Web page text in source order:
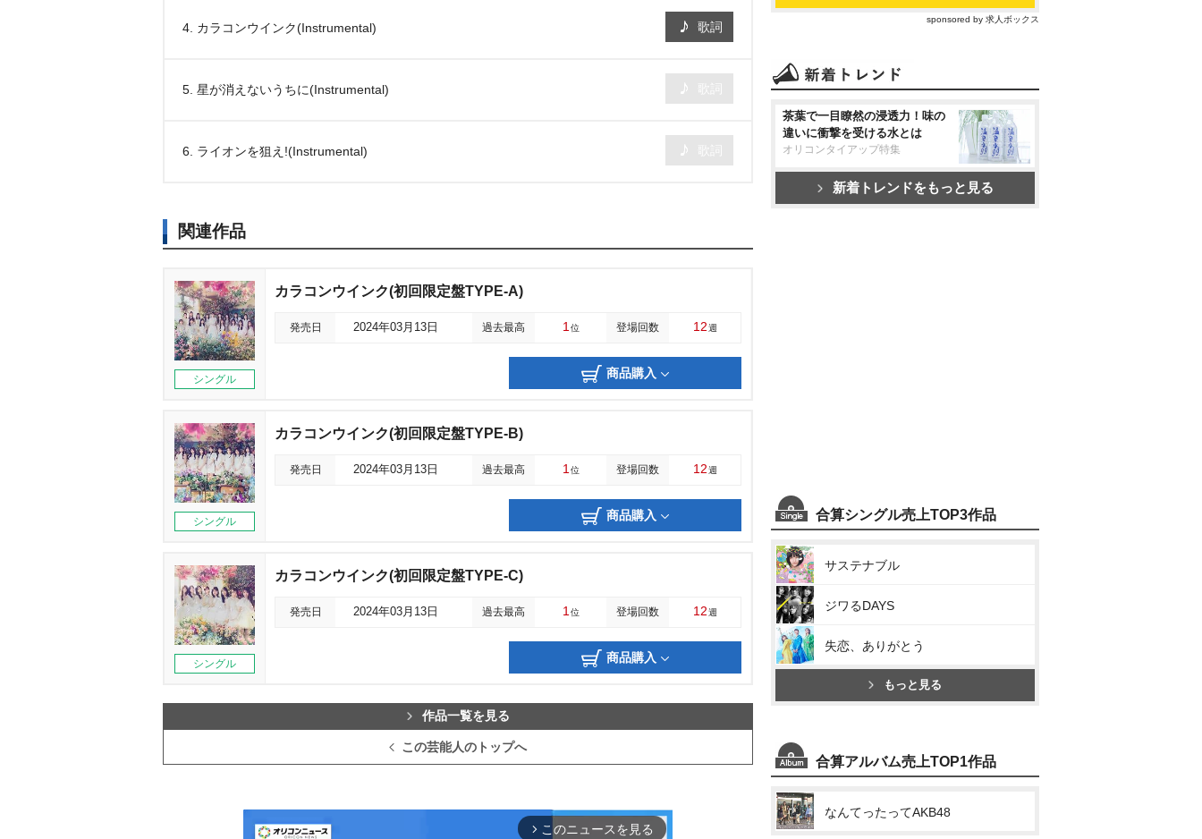
4. カラコンウインク(Instrumental) 歌詞
5. 星が消えないうちに(Instrumental)
6. ライオンを狙え!(Instrumental)
関連作品
シングル
カラコンウインク(初回限定盤TYPE-A)
発売日 2024年03月13日 過去最高 1 位 登場回数 12週
商品購入
シングル
カラコンウインク(初回限定盤TYPE-B)
発売日 2024年03月13日 過去最高 1 位 登場回数 12週
商品購入
シングル
カラコンウインク(初回限定盤TYPE-C)
発売日 2024年03月13日 過去最高 1 位 登場回数 12週
商品購入
作品一覧を見る
この芸能人のトップへ
arrow_forward_ios このニュースを見る
sponsored by 求人ボックス
茶葉で一目瞭然の浸透力！味の
違いに衝撃を受ける水とは
オリコンタイアップ特集
新着トレンドをもっと見る
合算シングル売上TOP3作品
サステナブル
ジワるDAYS
失恋、ありがとう
もっと見る
合算アルバム売上TOP1作品
なんてったってAKB48